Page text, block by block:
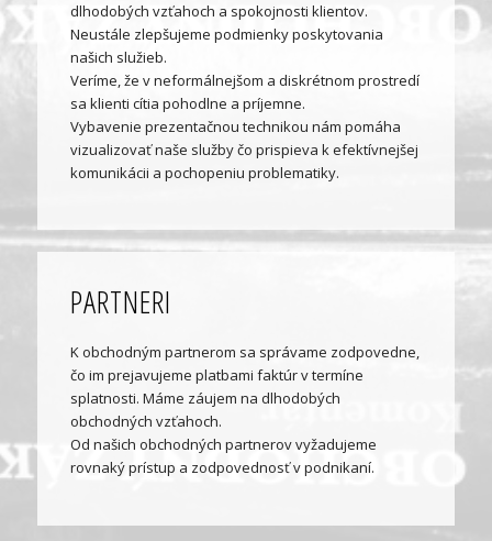
dlhodobých vzťahoch a spokojnosti klientov.
Neustále zlepšujeme podmienky poskytovania
našich služieb.
Veríme, že v neformálnejšom a diskrétnom prostredí
sa klienti cítia pohodlne a príjemne.
Vybavenie prezentačnou technikou nám pomáha
vizualizovať naše služby čo prispieva k efektívnejšej
komunikácii a pochopeniu problematiky.
PARTNERI
K obchodným partnerom sa správame zodpovedne,
čo im prejavujeme platbami faktúr v termíne
splatnosti. Máme záujem na dlhodobých
obchodných vzťahoch.
Od našich obchodných partnerov vyžadujeme
rovnaký prístup a zodpovednosť v podnikaní.